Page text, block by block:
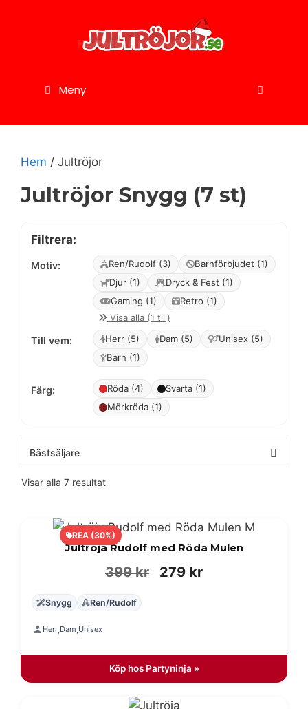
Meny
Hem / Jultröjor
Jultröjor Snygg (7 st)
Filtrera:
Motiv: Ren/Rudolf (3)
Barnförbjudet (1)
Djur (1)
Dryck & Fest (1)
Gaming (1)
Retro (1)
Visa alla (1 till)
Till vem: Herr (5) Dam (5)
Unisex (5)
Barn (1)
Färg: Röda (4)
Svarta (1)
Mörkröda (1)
Visar alla 7 resultat
REA (30%)
Jultröja Rudolf med Röda Mulen
399kr
Det
399 kr.
279 krDet
279 kr.
Snygg Ren/Rudolf
Herr Dam Unisex
Köp hos Partyninja »